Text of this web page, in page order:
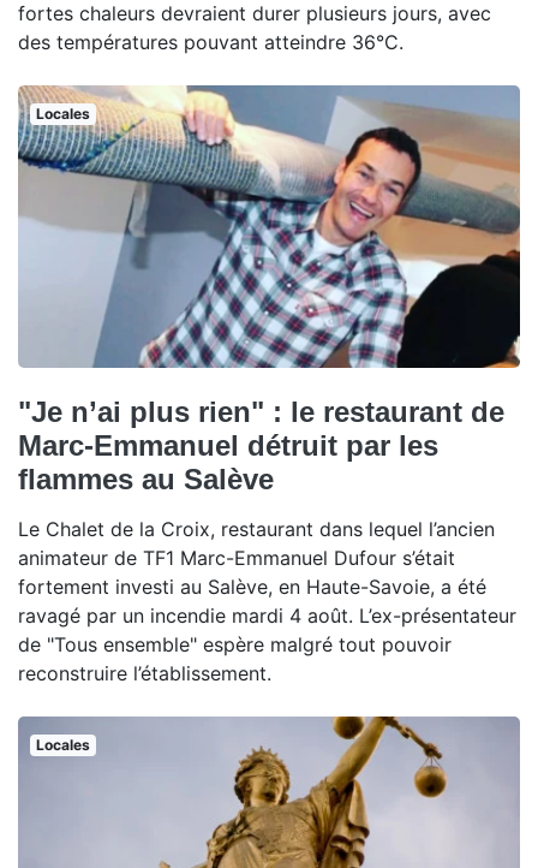
fortes chaleurs devraient durer plusieurs jours, avec
des températures pouvant atteindre 36°C.
Locales
"Je n’ai plus rien" : le restaurant de
Marc-Emmanuel détruit par les
flammes au Salève
Le Chalet de la Croix, restaurant dans lequel l’ancien
animateur de TF1 Marc-Emmanuel Dufour s’était
fortement investi au Salève, en Haute-Savoie, a été
ravagé par un incendie mardi 4 août. L’ex-présentateur
de "Tous ensemble" espère malgré tout pouvoir
reconstruire l’établissement.
Locales